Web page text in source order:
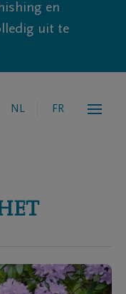
en
uit te
NL FR